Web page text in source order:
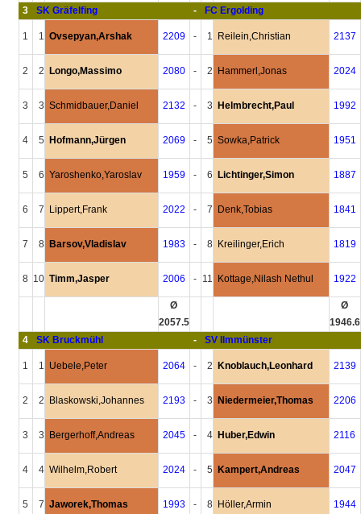
3
SK Gräfelfing - FC Ergolding
1 1 Ovsepyan,Arshak 2209 - 1 Reilein,Christian 2137
2 2 Longo,Massimo 2080 - 2 Hammerl,Jonas 2024
3 3 Schmidbauer,Daniel 2132 - 3 Helmbrecht,Paul 1992
4 5 Hofmann,Jürgen 2069 - 5 Sowka,Patrick 1951
5 6 Yaroshenko,Yaroslav 1959 - 6 Lichtinger,Simon 1887
6 7 Lippert,Frank 2022 - 7 Denk,Tobias 1841
7 8 Barsov,Vladislav 1983 - 8 Kreilinger,Erich 1819
8 10 Timm,Jasper 2006 - 11 Kottage,Nilash Nethul 1922
Ø
2057.5
Ø
1946.6
4
SK Bruckmühl - SV Ilmmünster
1 1 Uebele,Peter 2064 - 2 Knoblauch,Leonhard 2139
2 2 Blaskowski,Johannes 2193 - 3 Niedermeier,Thomas 2206
3 3 Bergerhoff,Andreas 2045 - 4 Huber,Edwin 2116
4 4 Wilhelm,Robert 2024 - 5 Kampert,Andreas 2047
5 7 Jaworek,Thomas 1993 - 8 Höller,Armin 1944